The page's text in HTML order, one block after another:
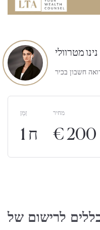
נינו מטרוולי
חשבון בכיר
זְמַן
1 ח
מחיר
€ 200
לרישום של